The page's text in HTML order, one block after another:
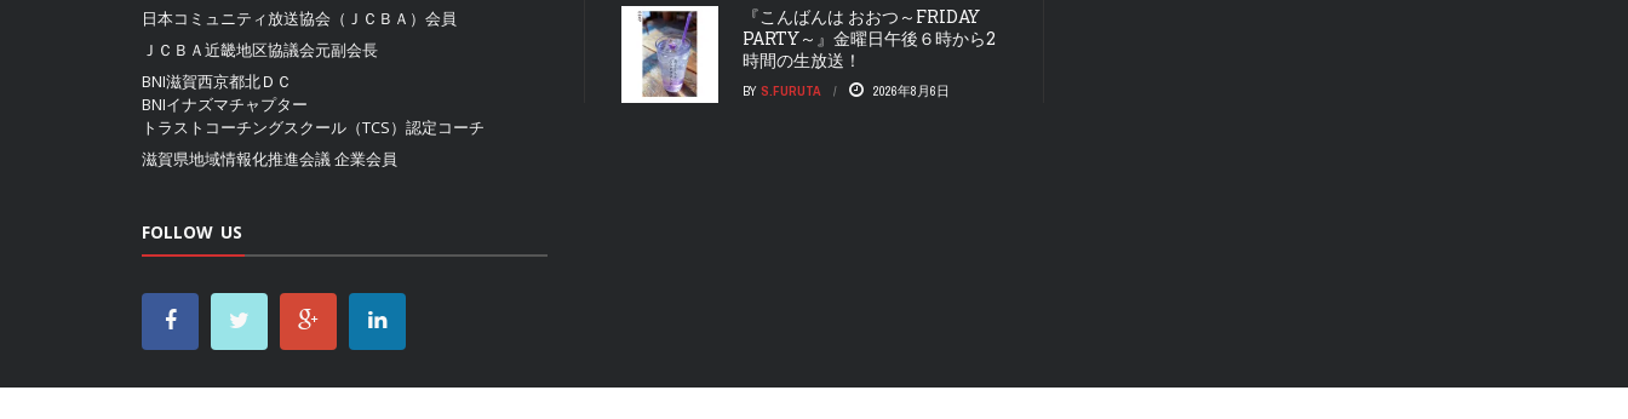
日本コミュニティ放送協会（ＪＣＢＡ） 会員
ＪＣＢＡ近畿地区協議会元副会長
BNI滋賀西京都北ＤＣ
BNIイナズマチャプター
トラストコーチングスクール（TCS）認定コーチ
滋賀県地域情報化推進会議企業会員
FOLLOW US
『こんばんは おおつ～FRIDAY
PARTY～』金曜日午後６時から2
時間の生放送！
BY S.FURUTA 2026年8月6日